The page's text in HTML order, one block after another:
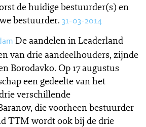
de huidige bestuurder(s) en
bestuurder. 31-03-2014
De aandelen in Leaderland
van drie aandeelhouders, zijnde
Borodavko. Op 17 augustus
een gedeelte van het
verschillende
die voorheen bestuurder
TTM wordt ook bij de drie